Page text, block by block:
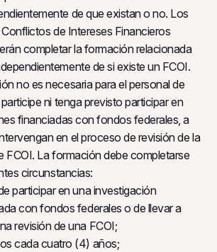
de que existan o no. Los
de Intereses Financieros
completar la formación relacionada
de si existe un FCOI.
no es necesaria para el personal de
ni tenga previsto participar en
financiadas con fondos federales, a
en el proceso de revisión de la
FCOI. La formación debe completarse
circunstancias:
participar en una investigación
con fondos federales o de llevar a
revisión de una FCOI;
cada cuatro (4) años;